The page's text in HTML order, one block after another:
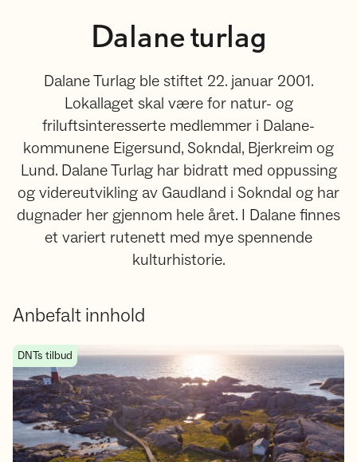
Dalane turlag
Dalane Turlag ble stiftet 22. januar 2001.
Lokallaget skal være for natur- og
friluftsinteresserte medlemmer i Dalane-
kommunene Eigersund, Sokndal, Bjerkreim og
Lund. Dalane Turlag har bidratt med oppussing
og videreutvikling av Gaudland i Sokndal og har
dugnader her gjennom hele året. I Dalane finnes
et variert rutenett med mye spennende
kulturhistorie.
Anbefalt innhold
Våre hytter
DNTs tilbud